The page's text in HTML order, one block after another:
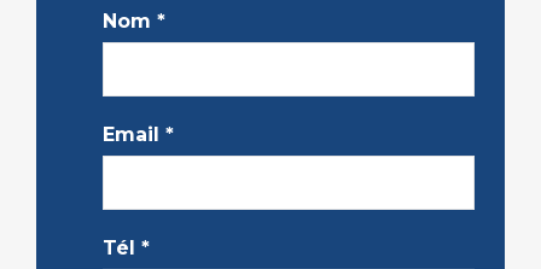
Nom *
Email *
Tél *